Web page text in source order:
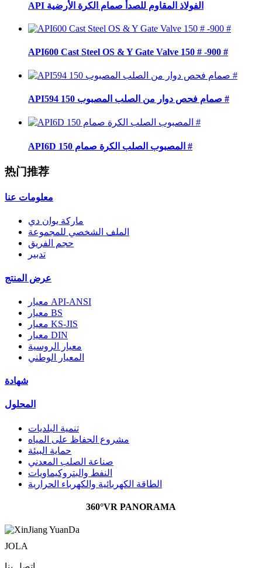
API الفولاذ المقاوم للصدأ صمام الكرة الأرضية
API600 Cast Steel OS & Y Gate Valve 150 # -900 #
API594 صمام فحص دوار من الصلب المصبوب 150 #
API6D المصبوب الصلب الكرة صمام 150 #
热门推荐
معلومات عنا
ماركة يوان دي
الملف الشخصي للمجموعة
حجم الفريق
تدبير
عرض المنتج
معيار API-ANSI
معيار BS
معيار KS-JIS
معيار DIN
معيار الروسية
المعيار الوطني
شهادة
المحلول
تنمية البلديات
مشروع الحفاظ على المياه
حماية البيئة
صناعة الصلب المعدني
النفط والبتروكيماويات
الطاقة الكهربائية والكهرباء الحرارية
360°VR PANORAMA
JOLA